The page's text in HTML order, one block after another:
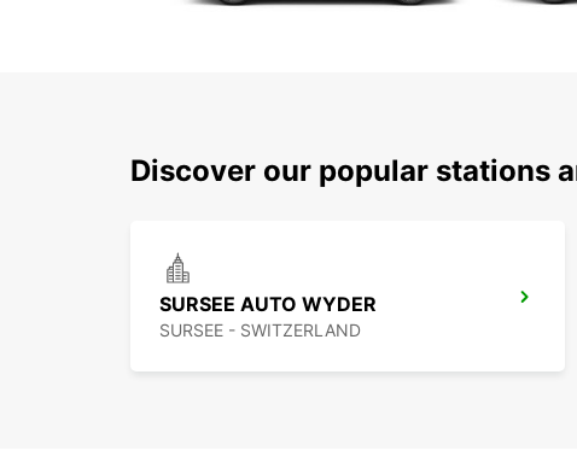
Discover our popular stations
SURSEE AUTO WYDER
SURSEE - SWITZERLAND